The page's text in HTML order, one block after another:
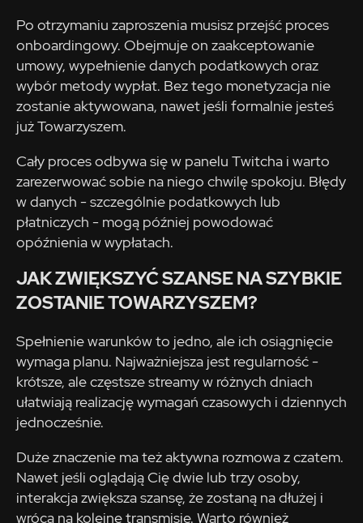
Po otrzymaniu zaproszenia musisz przejść proces
onboardingowy. Obejmuje on zaakceptowanie
umowy, wypełnienie danych podatkowych oraz
wybór metody wypłat. Bez tego monetyzacja nie
zostanie aktywowana, nawet jeśli formalnie jesteś
już Towarzyszem.
Cały proces odbywa się w panelu Twitcha i warto
zarezerwować sobie na niego chwilę spokoju. Błędy
w danych - szczególnie podatkowych lub
płatniczych - mogą później powodować
opóźnienia w wypłatach.
JAK ZWIĘKSZYĆ SZANSE NA SZYBKIE
ZOSTANIE TOWARZYSZEM?
Spełnienie warunków to jedno, ale ich osiągnięcie
wymaga planu. Najważniejsza jest regularność -
krótsze, ale częstsze streamy w różnych dniach
ułatwiają realizację wymagań czasowych i dziennych
jednocześnie.
Duże znaczenie ma też aktywna rozmowa z czatem.
Nawet jeśli oglądają Cię dwie lub trzy osoby,
interakcja zwiększa szansę, że zostaną na dłużej i
wrócą na kolejne transmisje. Warto również